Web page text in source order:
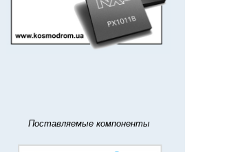
Поставляемые компоненты